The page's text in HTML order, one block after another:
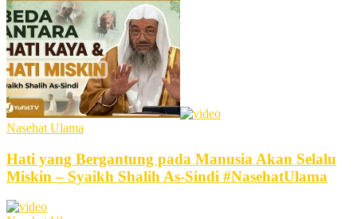
Nasehat Ulama
Hati yang Bergantung pada Manusia Akan Selalu
Miskin – Syaikh Shalih As-Sindi #NasehatUlama